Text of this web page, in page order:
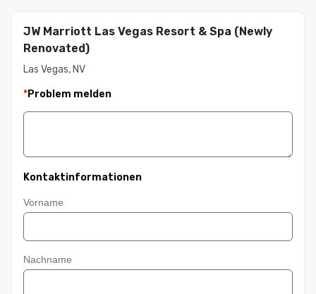
JW Marriott Las Vegas Resort & Spa (Newly
Renovated)
Las Vegas, NV
*Problem melden
Kontaktinformationen
Vorname
Nachname